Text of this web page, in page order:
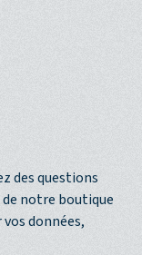
des questions
notre boutique
données,